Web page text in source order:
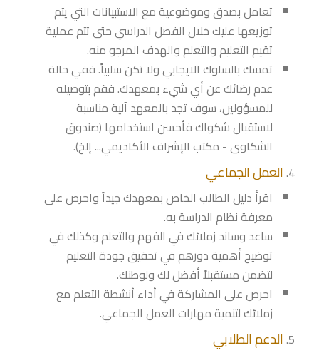
تعامل بصدق وموضوعية مع الاستبيانات التي يتم
توزيعها عليك خلال الفصل الدراسي حتى تتم عملية
تقيم التعليم والتعلم والهدف المرجو منه.
تمسك بالسلوك الايجابي ولا تكن سلبياً. ففي حالة
عدم رضائك عن أي شيء بمعهدك. فقم بتوصيله
للمسؤولين، سوف تجد بالمعهد آلية مناسبة
لاستقبال شكواك فأحسن استخدامها (صندوق
الشكاوى - مكتب الإشراف الأكاديمي... إلخ).
العمل الجماعي
اقرأ دليل الطالب الخاص بمعهدك جيداً واحرص على
معرفة نظام الدراسة به.
ساعد وساند زملائك في الفهم والتعلم وكذلك في
توضيح أهمية دورهم في تحقيق جودة التعليم
لتضمن مستقبلاً أفضل لك ولوطنك.
احرص على المشاركة في أداء أنشطة التعلم مع
زملائك لتنمية مهارات العمل الجماعي.
الدعم الطلابي